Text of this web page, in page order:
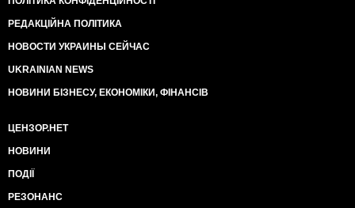
РЕДАКЦІЙНА ПОЛІТИКА
НОВОСТИ УКРАИНЫ СЕЙЧАС
UKRAINIAN NEWS
НОВИНИ БІЗНЕСУ, ЕКОНОМІКИ, ФІНАНСІВ
ЦЕНЗОР.НЕТ
НОВИНИ
ПОДІЇ
РЕЗОНАНС